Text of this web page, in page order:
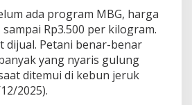
g
o
,
K
a
b
u
ada program MBG, harga
Rp3.500 per kilogram.
dijual. Petani benar-benar
yang nyaris gulung
ditemui di kebun jeruk
2025).